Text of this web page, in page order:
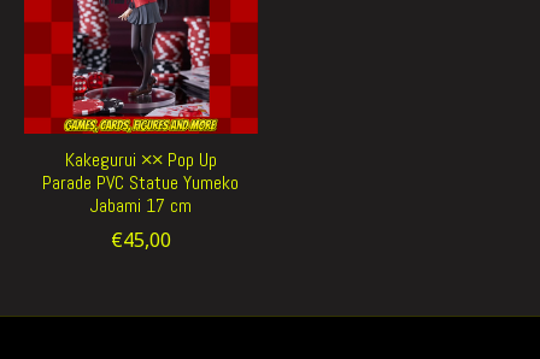
Kakegurui ×× Pop Up
Parade PVC Statue Yumeko
Jabami 17 cm
€45,00